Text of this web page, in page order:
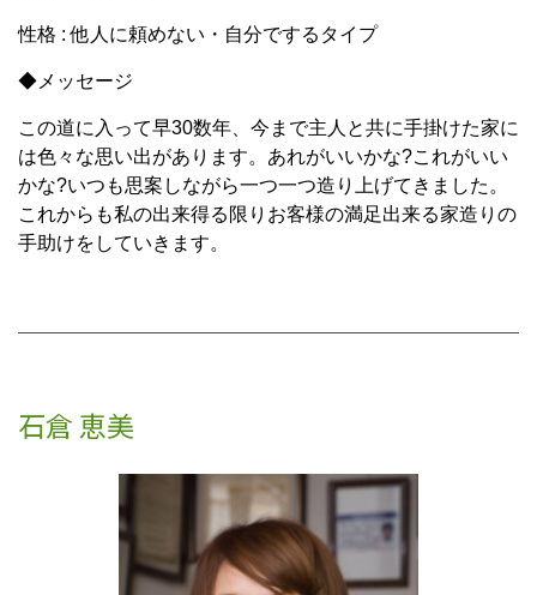
性格 : 他人に頼めない・自分でするタイプ
◆メッセージ
この道に入って早30数年、今まで主人と共に手掛けた家に
は色々な思い出があります。あれがいいかな?これがいい
かな?いつも思案しながら一つ一つ造り上げてきました。
これからも私の出来得る限りお客様の満足出来る家造りの
手助けをしていきます。
石倉 恵美